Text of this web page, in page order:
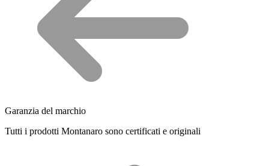
Garanzia del marchio
Tutti i prodotti Montanaro sono certificati e originali